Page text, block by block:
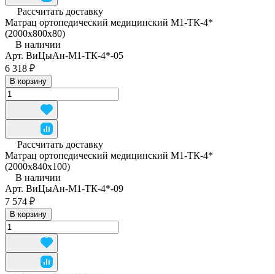
Рассчитать доставку
Матрац ортопедический медицинский М1-ТК-4*
(2000x800x80)
В наличии
Арт. ВиЦыАн-М1-ТК-4*-05
6 318 ₽
В корзину
Рассчитать доставку
Матрац ортопедический медицинский М1-ТК-4*
(2000x840x100)
В наличии
Арт. ВиЦыАн-М1-ТК-4*-09
7 574 ₽
В корзину